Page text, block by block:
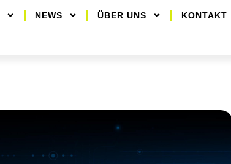
NEWS ÜBER UNS KONTAKT